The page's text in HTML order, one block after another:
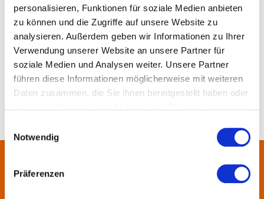
personalisieren, Funktionen für soziale Medien anbieten
zu können und die Zugriffe auf unsere Website zu
analysieren. Außerdem geben wir Informationen zu Ihrer
Verwendung unserer Website an unsere Partner für
soziale Medien und Analysen weiter. Unsere Partner
führen diese Informationen möglicherweise mit weiteren
Daten zusammen, die Sie ihnen bereitgestellt haben oder
Notwendig
Präferenzen
Über uns